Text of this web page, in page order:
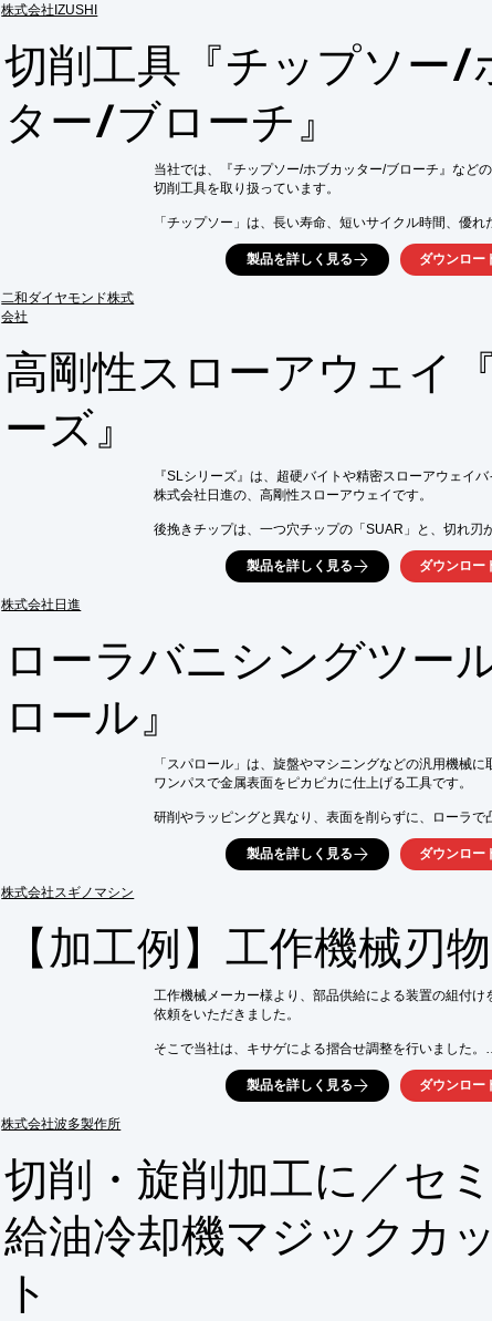
株式会社IZUSHI
・独自のクランプ形状で四面拘束し、高剛性を実現
・224/229シリーズでは多種多様なチップブレーカーを
■旋盤でキー溝加工ができるブローチング工具
■刃先交換式溝入れフライス加工用工具　サーキュラーミ
・超硬シャンクホルダー＋内部給油式
・たおれが少なく、加工面良好で、安定した加工が可能
■超硬ギヤスカイビング加工＋ギヤ端面バリ取り工具（特
切削工具『チップソー/
ター/ブローチ』
二和ダイヤモンド株式
会社
当社では、『チップソー/ホブカッター/ブローチ』などの
切削工具を取り扱っています。
「チップソー」は、長い寿命、短いサイクル時間、優れ
高い寸法安定性などのメリットがあります。
切削工具は高速度鋼、炭素鋼、セラミック、炭化物、
■長い寿命
■短いサイクル時間
製品を詳しく見る ダウンロー
高剛性スローアウェイ
ーズ』
株式会社日進
『SLシリーズ』は、超硬バイトや精密スローアウェイ
株式会社日進の、高剛性スローアウェイです。
後挽きチップは、一つ穴チップの「SUAR」と、切れ刃
にも一発加工が可能な二つ穴チップ「WUKR」の形状を
その他、突っ切りチップ・ねじ切りチップ・ホルダー
チップとホルダーをセレーションで固定
HRC60°材も削れる
■後挽きチップ
■ねじ切りチップ
後挽き後のネジ切り加工がシフトして使用可能
※詳しくはPDF資料をご覧いただくか、お気軽にお問い
製品を詳しく見る ダウンロー
ローラバニシングツー
ロール』
株式会社スギノマシン
「スパロール」は、旋盤やマシニングなどの汎用機械に
ワンパスで金属表面をピカピカに仕上げる工具です。
研削やラッピングと異なり、表面を削らずに、ローラで
加工スピードが速く、また加工面は耐摩耗性、疲労強
と品質向上を同時に実現します。
【特長】
■高速仕上げでコストダウン
■耐摩耗性・耐食性の向上
■ワンパスでRz0.4～0.8μmの仕上り
製品を詳しく見る ダウンロー
【加工例】工作機械刃
株式会社波多製作所
工作機械メーカー様より、部品供給による装置の組付け
依頼をいただきました。
そこで当社は、キサゲによる摺合せ調整を行いました。
■工作機械刃物台
■使用した機械：なし
■ワークサイズ：幅1500mm×幅400mm×厚さ400mm
■製作期間：2週間
※詳しくはPDF資料をご覧いただくか、お気軽にお問い
製品を詳しく見る ダウンロー
切削・旋削加工に／セ
給油冷却機マジックカ
ト